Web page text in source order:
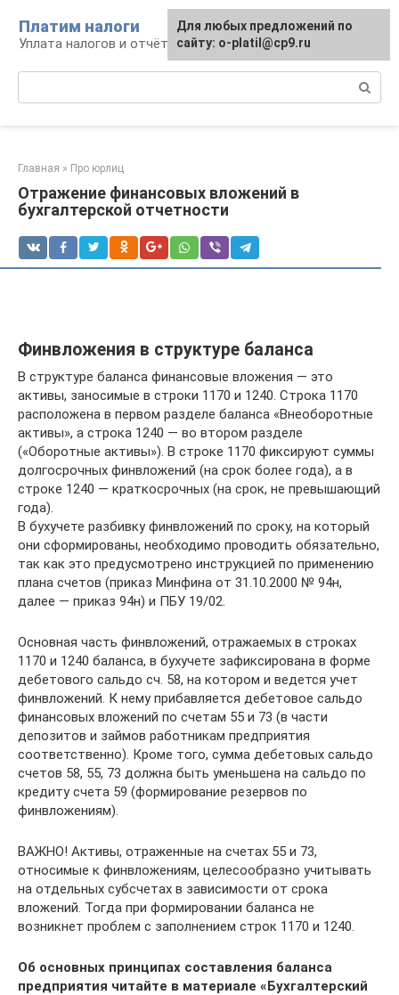
контенту
Платим налоги
Уплата налогов и отчётность
Главная » Про юрлиц
Отражение финансовых вложений в
бухгалтерской отчетности
Финвложения в структуре баланса
В структуре баланса финансовые вложения — это
активы, заносимые в строки 1170 и 1240. Строка 1170
расположена в первом разделе баланса «Внеоборотные
активы», а строка 1240 — во втором разделе
(«Оборотные активы»). В строке 1170 фиксируют суммы
долгосрочных финвложений (на срок более года), а в
строке 1240 — краткосрочных (на срок, не превышающий
года).
В бухучете разбивку финвложений по сроку, на который
они сформированы, необходимо проводить обязательно,
так как это предусмотрено инструкцией по применению
плана счетов (приказ Минфина от 31.10.2000 № 94н,
далее — приказ 94н) и ПБУ 19/02.
Основная часть финвложений, отражаемых в строках
1170 и 1240 баланса, в бухучете зафиксирована в форме
дебетового сальдо сч. 58, на котором и ведется учет
финвложений. К нему прибавляется дебетовое сальдо
финансовых вложений по счетам 55 и 73 (в части
депозитов и займов работникам предприятия
соответственно). Кроме того, сумма дебетовых сальдо
счетов 58, 55, 73 должна быть уменьшена на сальдо по
кредиту счета 59 (формирование резервов по
финвложениям).
ВАЖНО! Активы, отраженные на счетах 55 и 73,
относимые к финвложениям, целесообразно учитывать
на отдельных субсчетах в зависимости от срока
вложений. Тогда при формировании баланса не
возникнет проблем с заполнением строк 1170 и 1240.
Об основных принципах составления баланса
предприятия читайте в материале «Бухгалтерский
Для любых предложений по
сайту: o-platil@cp9.ru